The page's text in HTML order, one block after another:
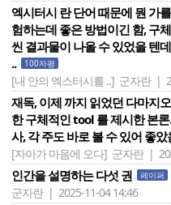
엑시터시 란 단어 때문에 뭔 가
험하는데 좋은 방법이긴 함, 구
씬 결과물이 나올 수 있었을 텐
..
100자평
[내 안의 엑스터시를 ..] 군자란 |
재독, 이제 까지 읽었던 다마지
한 구체적인 tool 를 제시한 본
사, 각 주도 바로 볼 수 있어 좋았
[자아가 마음에 오다] 군자란 |
인간을 설명하는 다섯 권 페이퍼
군자란 | 2025-11-04 14:46